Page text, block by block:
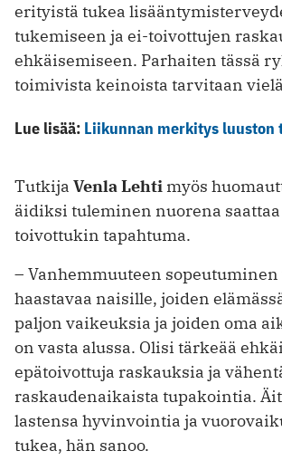
erityistä tukea
tukemiseen ja ei-toivottujen
ehkäisemiseen. Parhaiten tässä
toimivista keinoista tarvitaan
Lue lisää: Liikunnan merkitys luuston
Tutkija Venla Lehti myös
äidiksi tuleminen nuorena saattaa
toivottukin tapahtuma.
– Vanhemmuuteen
haastavaa naisille, joiden
paljon vaikeuksia ja joiden oma
on vasta alussa. Olisi tärkeää
epätoivottuja raskauksia ja
raskaudenaikaista tupakointia.
lastensa hyvinvointia ja
tukea, hän sanoo.